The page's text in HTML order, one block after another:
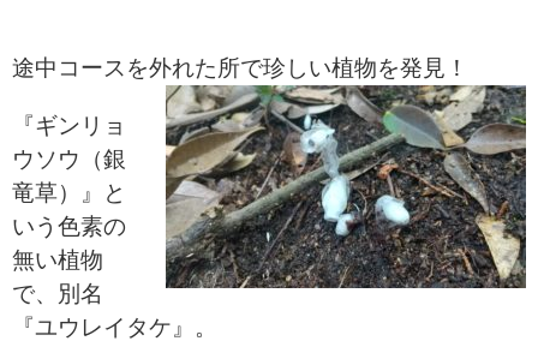
途中コースを外れた所で珍しい植物を発見！
『ギンリョ
ウソウ（銀
竜草）』と
いう色素の
無い植物
で、別名
『ユウレイタケ』。